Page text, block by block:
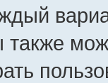
также